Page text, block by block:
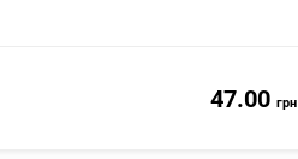
47.00 грн